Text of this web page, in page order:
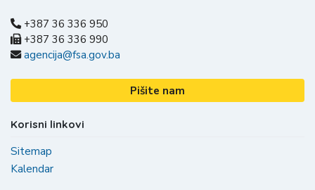
+387 36 336 950
+387 36 336 990
agencija@fsa.gov.ba
Pišite nam
Korisni linkovi
Sitemap
Kalendar